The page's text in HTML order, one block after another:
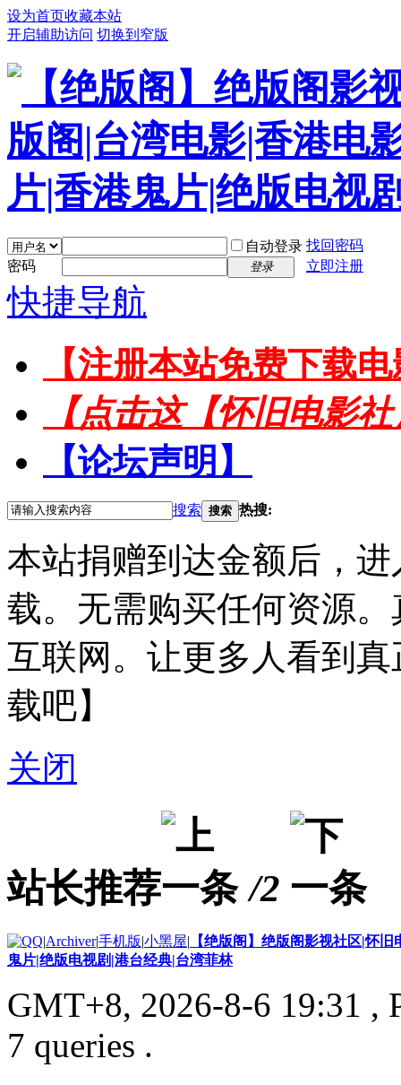
设为首页收藏本站
开启辅助访问 切换到窄版
自动登录 找回密码
密码
登录 立即注册
快捷导航
【注册本站免费下载
【点击这【怀旧电影
【论坛声明】
搜索 搜索 热搜:
本站捐赠到达金额后，
载。无需购买任何资源
互联网。让更多人看到
载吧】
关闭
站长推荐 /2
|Archiver|手机版|小黑屋| 【绝版阁】绝版阁影视社区|怀
鬼片|绝版电视剧|港台经典|台湾菲林
GMT+8, 2026-8-6 19:31 ,
7 queries .